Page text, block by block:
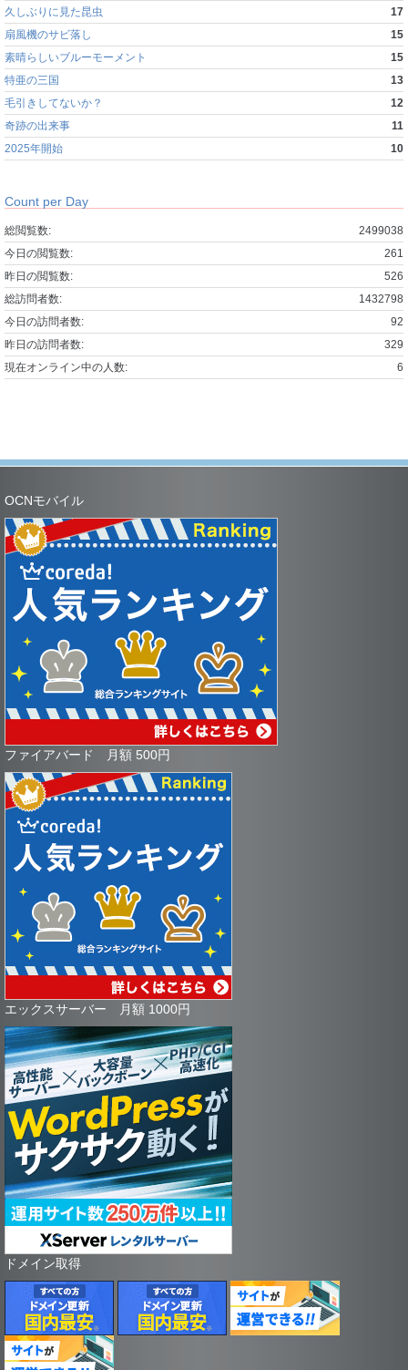
久しぶりに見た昆虫
17
扇風機のサビ落し
15
素晴らしいブルーモーメント
15
特亜の三国
13
毛引きしてないか？
12
奇跡の出来事
11
2025年開始
10
Count per Day
2499038
総閲覧数:
261
今日の閲覧数:
526
昨日の閲覧数:
1432798
総訪問者数:
92
今日の訪問者数:
329
昨日の訪問者数:
6
現在オンライン中の人数:
OCNモバイル
ファイアバード 月額 500円
エックスサーバー 月額 1000円
ドメイン取得